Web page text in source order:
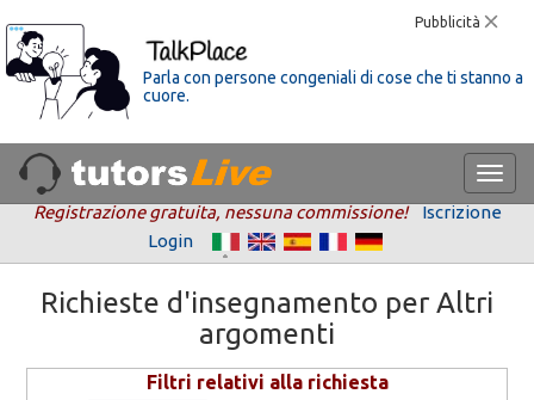
Pubblicità
Parla con persone congeniali di cose che ti stanno a
cuore.
Registrazione gratuita, nessuna commissione!
Iscrizione
Login
Richieste d'insegnamento per Altri
argomenti
Filtri relativi alla richiesta